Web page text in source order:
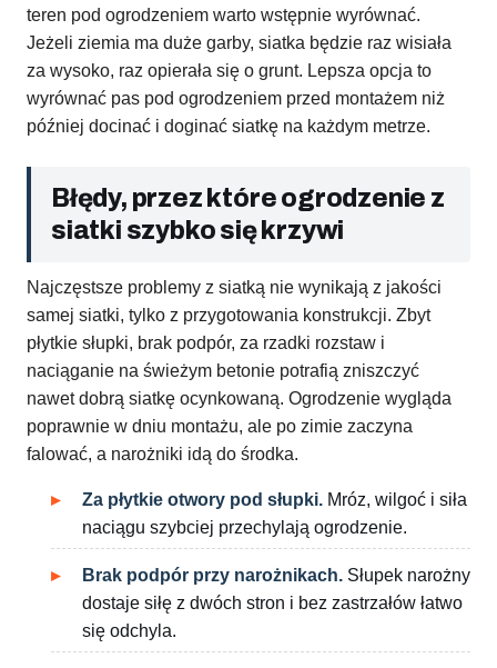
teren pod ogrodzeniem warto wstępnie wyrównać.
Jeżeli ziemia ma duże garby, siatka będzie raz wisiała
za wysoko, raz opierała się o grunt. Lepsza opcja to
wyrównać pas pod ogrodzeniem przed montażem niż
później docinać i doginać siatkę na każdym metrze.
Błędy, przez które ogrodzenie z
siatki szybko się krzywi
Najczęstsze problemy z siatką nie wynikają z jakości
samej siatki, tylko z przygotowania konstrukcji. Zbyt
płytkie słupki, brak podpór, za rzadki rozstaw i
naciąganie na świeżym betonie potrafią zniszczyć
nawet dobrą siatkę ocynkowaną. Ogrodzenie wygląda
poprawnie w dniu montażu, ale po zimie zaczyna
falować, a narożniki idą do środka.
Za płytkie otwory pod słupki. Mróz, wilgoć i siła
naciągu szybciej przechylają ogrodzenie.
Brak podpór przy narożnikach. Słupek narożny
dostaje siłę z dwóch stron i bez zastrzałów łatwo
się odchyla.